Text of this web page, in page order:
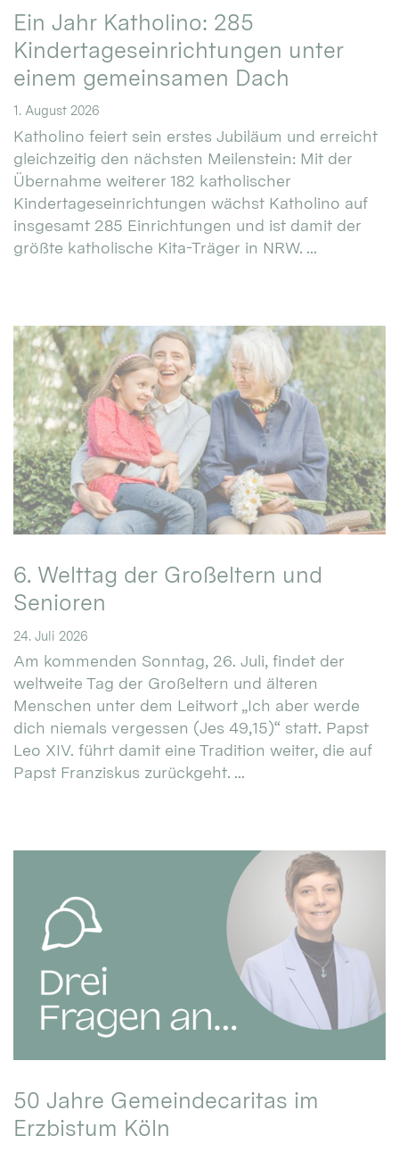
Ein Jahr Katholino: 285
Kindertageseinrichtungen unter
einem gemeinsamen Dach
1. August 2026
Katholino feiert sein erstes Jubiläum und erreicht
gleichzeitig den nächsten Meilenstein: Mit der
Übernahme weiterer 182 katholischer
Kindertageseinrichtungen wächst Katholino auf
insgesamt 285 Einrichtungen und ist damit der
größte katholische Kita-Träger in NRW. ...
6. Welttag der Großeltern und
Senioren
24. Juli 2026
Am kommenden Sonntag, 26. Juli, findet der
weltweite Tag der Großeltern und älteren
Menschen unter dem Leitwort „Ich aber werde
dich niemals vergessen (Jes 49,15)“ statt. Papst
Leo XIV. führt damit eine Tradition weiter, die auf
Papst Franziskus zurückgeht. ...
50 Jahre Gemeindecaritas im
Erzbistum Köln